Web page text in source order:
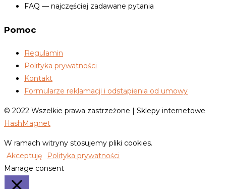
FAQ — najczęściej zadawane pytania
Pomoc
Regulamin
Polityka prywatności
Kontakt
Formularze reklamacji i odstąpienia od umowy
© 2022 Wszelkie prawa zastrzeżone | Sklepy internetowe
HashMagnet
W ramach witryny stosujemy pliki cookies.
Akceptuję
Polityka prywatności
Manage consent